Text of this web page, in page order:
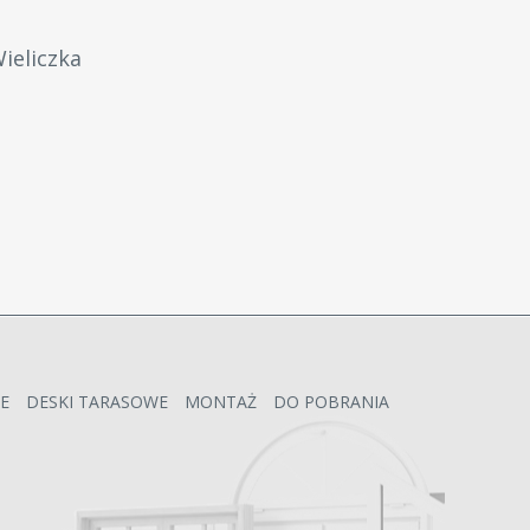
DESKI TARASOWE MONTAŻ DO POBRANIA